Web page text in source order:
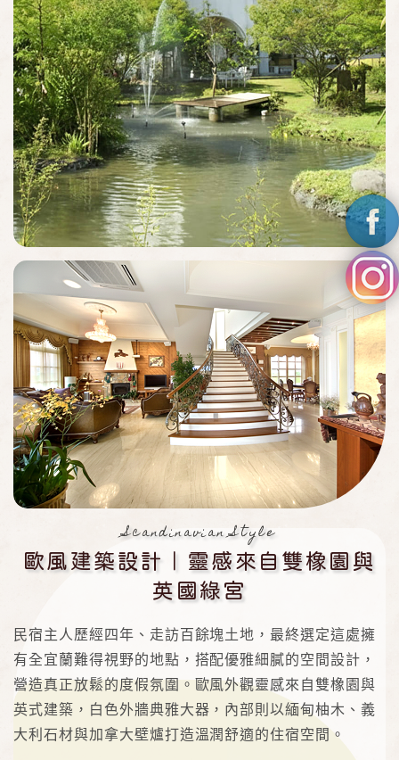
Scandinavian Style
歐風建築設計｜靈感來自雙橡園與
英國綠宮
民宿主人歷經四年、走訪百餘塊土地，最終選定這處擁
有全宜蘭難得視野的地點，搭配優雅細膩的空間設計，
營造真正放鬆的度假氛圍。歐風外觀靈感來自雙橡園與
英式建築，白色外牆典雅大器，內部則以緬甸柚木、義
大利石材與加拿大壁爐打造溫潤舒適的住宿空間。